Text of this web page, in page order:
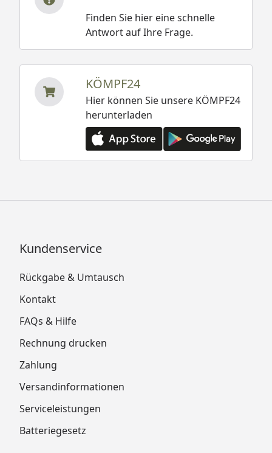
Finden Sie hier eine schnelle
Antwort auf Ihre Frage.
KÖMPF24
Hier können Sie unsere KÖMPF24
herunterladen
Kundenservice
Rückgabe & Umtausch
Kontakt
FAQs & Hilfe
Rechnung drucken
Zahlung
Versandinformationen
Serviceleistungen
Batteriegesetz